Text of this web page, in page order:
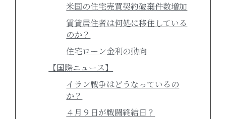
米国の住宅売買契約破棄件数増加
賃貸居住者は何処に移住している
のか？
住宅ローン金利の動向
【国際ニュース】
イラン戦争はどうなっているの
か？
４月９日が戦闘終結日？